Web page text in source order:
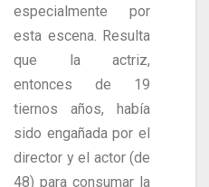
especialmente por
esta escena. Resulta
que la actriz,
entonces de 19
tiernos años, había
sido engañada por el
director y el actor (de
48) para consumar la